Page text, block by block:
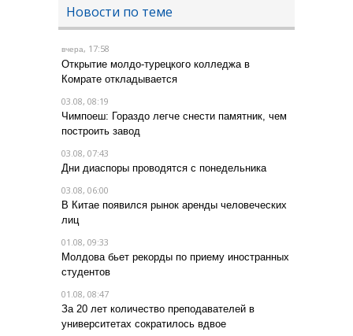
Новости по теме
вчера, 17:58
Открытие молдо-турецкого колледжа в
Комрате откладывается
03.08, 08:19
Чимпоеш: Гораздо легче снести памятник, чем
построить завод
03.08, 07:43
Дни диаспоры проводятся с понедельника
03.08, 06:00
В Китае появился рынок аренды человеческих
лиц
01.08, 09:33
Молдова бьет рекорды по приему иностранных
студентов
01.08, 08:47
За 20 лет количество преподавателей в
университетах сократилось вдвое